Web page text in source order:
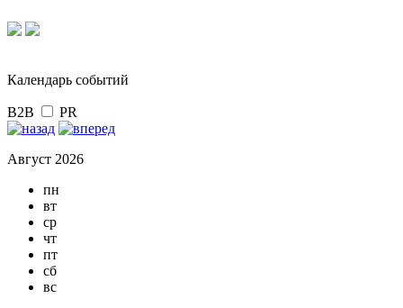
Календарь событий
B2B PR
Август 2026
пн
вт
ср
чт
пт
сб
вс